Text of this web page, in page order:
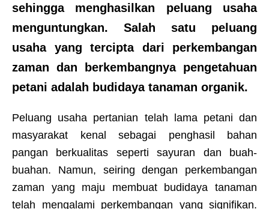
sehingga menghasilkan peluang usaha
menguntungkan. Salah satu peluang
usaha yang tercipta dari perkembangan
zaman dan berkembangnya pengetahuan
petani adalah budidaya tanaman organik.
Peluang usaha pertanian telah lama petani dan
masyarakat kenal sebagai penghasil bahan
pangan berkualitas seperti sayuran dan buah-
buahan. Namun, seiring dengan perkembangan
zaman yang maju membuat budidaya tanaman
telah mengalami perkembangan yang signifikan.